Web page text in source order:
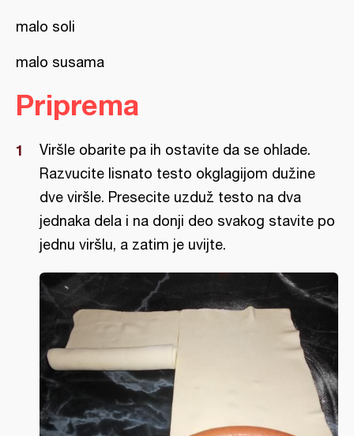
malo soli
malo susama
Priprema
Viršle obarite pa ih ostavite da se ohlade.
Razvucite lisnato testo okglagijom dužine
dve viršle. Presecite uzduž testo na dva
jednaka dela i na donji deo svakog stavite po
jednu viršlu, a zatim je uvijte.